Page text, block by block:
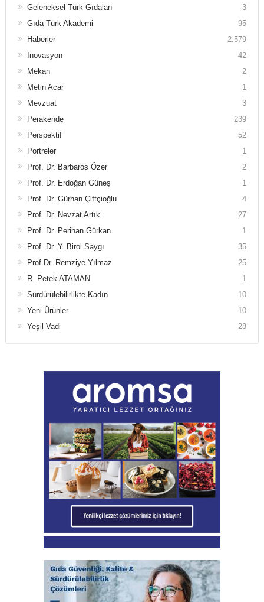
Geleneksel Türk Gıdaları
3
Gıda Türk Akademi
95
Haberler
2.579
İnovasyon
42
Mekan
2
Metin Acar
1
Mevzuat
3
Perakende
239
Perspektif
52
Portreler
1
Prof. Dr. Barbaros Özer
2
Prof. Dr. Erdoğan Güneş
1
Prof. Dr. Gürhan Çiftçioğlu
4
Prof. Dr. Nevzat Artık
27
Prof. Dr. Perihan Gürkan
1
Prof. Dr. Y. Birol Saygı
35
Prof.Dr. Remziye Yılmaz
25
R. Petek ATAMAN
1
Sürdürülebilirlikte Kadın
10
Yeni Ürünler
10
Yeşil Vadi
28